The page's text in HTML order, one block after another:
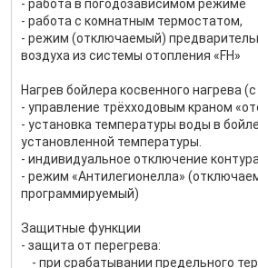
- работа в погодозависимом режиме
- работа с комнатным термостатом,
- режим (отключаемый)
воздуха из системы отопления «FH»
Нагрев бойлера косвенного нагрева
- управление трёхходовым краном
- установка температуры воды в
установленной температуры.
- индивидуальное отключение
- режим «Антилегионелла»
программируемый)
Защитные функции
- защита от перегрева:
- при срабатывании предельного